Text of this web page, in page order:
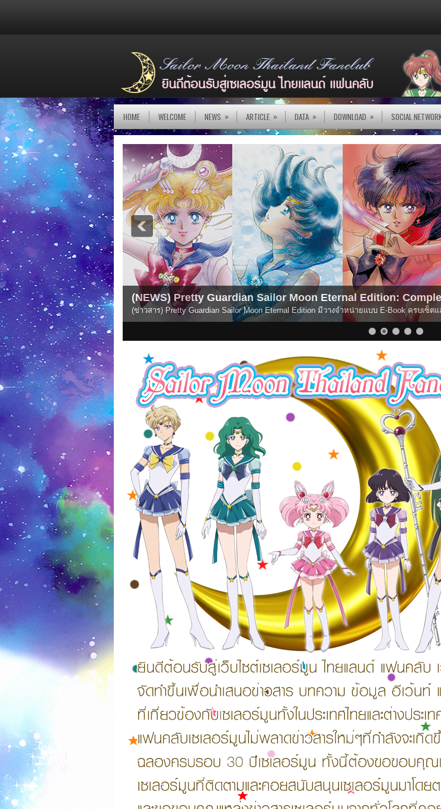
HOME WELCOME NEWS » ARTICLE » DATA » DOWNLOAD » SOCIAL
(NEWS) Pretty Guardian Sailor Moon Eternal Edition:
(ข่าวสาร) Pretty Guardian Sailor Moon Eternal Edition มีวางจำหน่ายแบบ E-Book ครบเซ็ต
1 2 3 4